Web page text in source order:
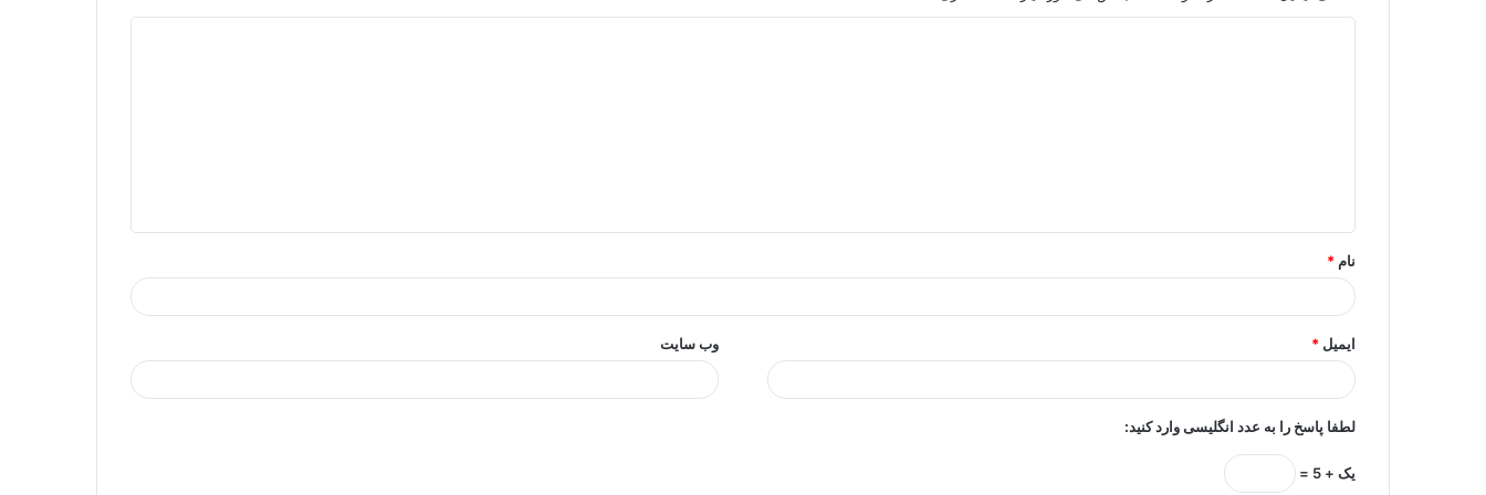
*
نام *
ایمیل * وب‌ سایت
لطفا پاسخ را به عدد انگلیسی وارد کنید:
یک + 5 =